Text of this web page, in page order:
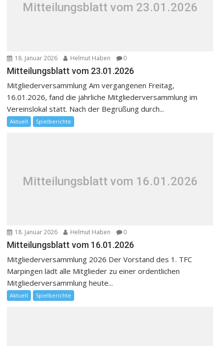
Mitteilungsblatt vom 23.01.2026
18. Januar 2026 Helmut Haben 0
Mitteilungsblatt vom 23.01.2026
Mitgliederversammlung Am vergangenen Freitag,
16.01.2026, fand die jährliche Mitgliederversammlung im
Vereinslokal statt. Nach der Begrüßung durch...
Aktuell Spielberichte
Mitteilungsblatt vom 16.01.2026
18. Januar 2026 Helmut Haben 0
Mitteilungsblatt vom 16.01.2026
Mitgliederversammlung 2026 Der Vorstand des 1. TFC
Marpingen lädt alle Mitglieder zu einer ordentlichen
Mitgliederversammlung heute...
Aktuell Spielberichte